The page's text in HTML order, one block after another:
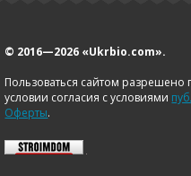
© 2016—2026 «Ukrbio.com».
Пользоваться сайтом разрешено
условии согласия с условиями
Оферты.